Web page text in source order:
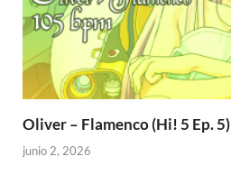
Oliver – Flamenco (Hi! 5 Ep. 5)
junio 2, 2026